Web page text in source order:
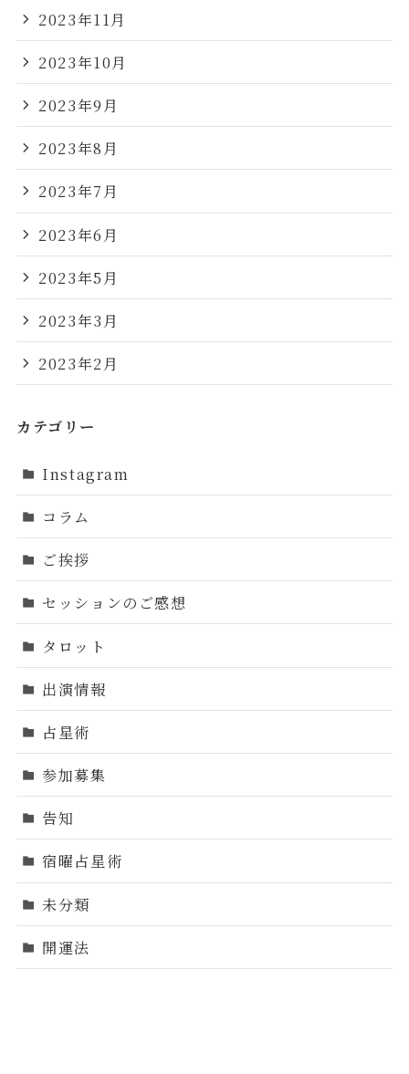
2023年11月
2023年10月
2023年9月
2023年8月
2023年7月
2023年6月
2023年5月
2023年3月
2023年2月
カテゴリー
Instagram
コラム
ご挨拶
セッションのご感想
タロット
出演情報
占星術
参加募集
告知
宿曜占星術
未分類
開運法